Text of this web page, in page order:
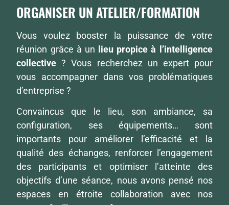
ORGANISER UN ATELIER/FORMATION
Vous voulez booster la puissance de votre
réunion grâce à un lieu propice à l’intelligence
collective ? Vous recherchez un expert pour
vous accompagner dans vos problématiques
d’entreprise ?
Convaincus que le lieu, son ambiance, sa
configuration, ses équipements… sont
importants pour améliorer l’efficacité et la
qualité des échanges, renforcer l’engagement
des participants et optimiser l’atteinte des
objectifs d’une séance, nous avons pensé nos
espaces en étroite collaboration avec nos